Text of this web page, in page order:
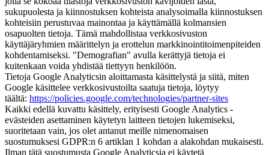
sukupuolesta ja kiinnostuksen kohteista analysoimalla kiinnostuksen
kohteisiin perustuvaa mainontaa ja käyttämällä kolmansien
osapuolten tietoja. Tämä mahdollistaa verkkosivuston
käyttäjäryhmien määrittelyn ja erottelun markkinointitoimenpiteiden
kohdentamiseksi. "Demografian" avulla kerättyjä tietoja ei
kuitenkaan voida yhdistää tiettyyn henkilöön.
Tietoja Google Analyticsin aloittamasta käsittelystä ja siitä, miten
Google käsittelee verkkosivustoilta saatuja tietoja, löytyy
täältä: https://policies.google.com/technologies/partner-sites
Kaikki edellä kuvattu käsittely, erityisesti Google Analytics -
evästeiden asettaminen käytetyn laitteen tietojen lukemiseksi,
suoritetaan vain, jos olet antanut meille nimenomaisen
suostumuksesi GDPR:n 6 artiklan 1 kohdan a alakohdan mukaisesti.
Ilman tätä suostumusta Google Analyticsia ei käytetä